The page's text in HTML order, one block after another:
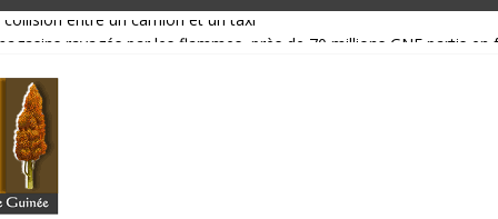
entre un camion et un taxi
de grève
ses institutions fonctionnent »
découvert à quelques mètres de la grande mosquée